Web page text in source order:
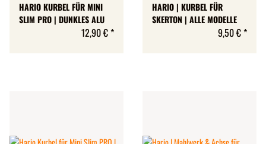
HARIO KURBEL FÜR MINI
SLIM PRO | DUNKLES ALU
12,90 € *
HARIO | KURBEL FÜR
SKERTON | ALLE MODELLE
9,50 € *